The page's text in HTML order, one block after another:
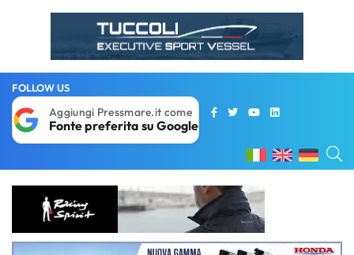
FOLLOW US
Aggiungi Pressmare.it come
Fonte preferita su Google